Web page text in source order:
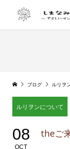
ブログ ルリヲ
ルリヲンについて
08
OCT
theご